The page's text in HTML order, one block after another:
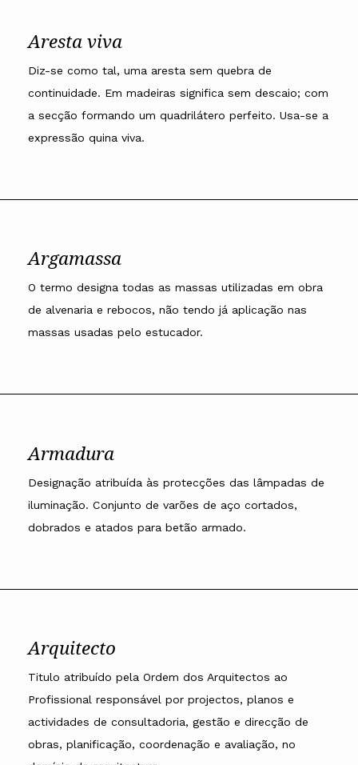
Aresta viva
Diz-se como tal, uma aresta sem quebra de
continuidade. Em madeiras significa sem descaio; com
a secção formando um quadrilátero perfeito. Usa-se a
expressão quina viva.
Argamassa
O termo designa todas as massas utilizadas em obra
de alvenaria e rebocos, não tendo já aplicação nas
massas usadas pelo estucador.
Armadura
Designação atribuída às protecções das lâmpadas de
iluminação. Conjunto de varões de aço cortados,
dobrados e atados para betão armado.
Arquitecto
Titulo atribuído pela Ordem dos Arquitectos ao
Profissional responsável por projectos, planos e
actividades de consultadoria, gestão e direcção de
obras, planificação, coordenação e avaliação, no